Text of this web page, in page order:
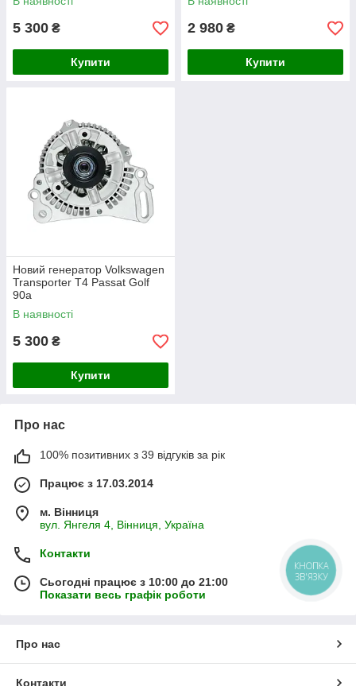
5 300 ₴
Купити
2 980 ₴
Купити
Новий генератор Volkswagen
Transporter T4 Passat Golf
90а
В наявності
5 300 ₴
Купити
Про нас
100% позитивних з 39 відгуків за рік
Працює з 17.03.2014
м. Вінниця
вул. Янгеля 4, Вінниця, Україна
Контакти
Сьогодні працює з 10:00 до 21:00
Показати весь графік роботи
Про нас
Контакти
КНОПКА
ЗВ'ЯЗКУ